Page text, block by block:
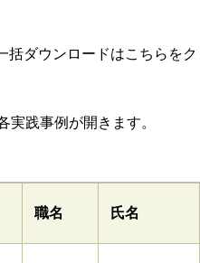
ウンロードはこちらをク
践事例が開きます。
職名 氏名